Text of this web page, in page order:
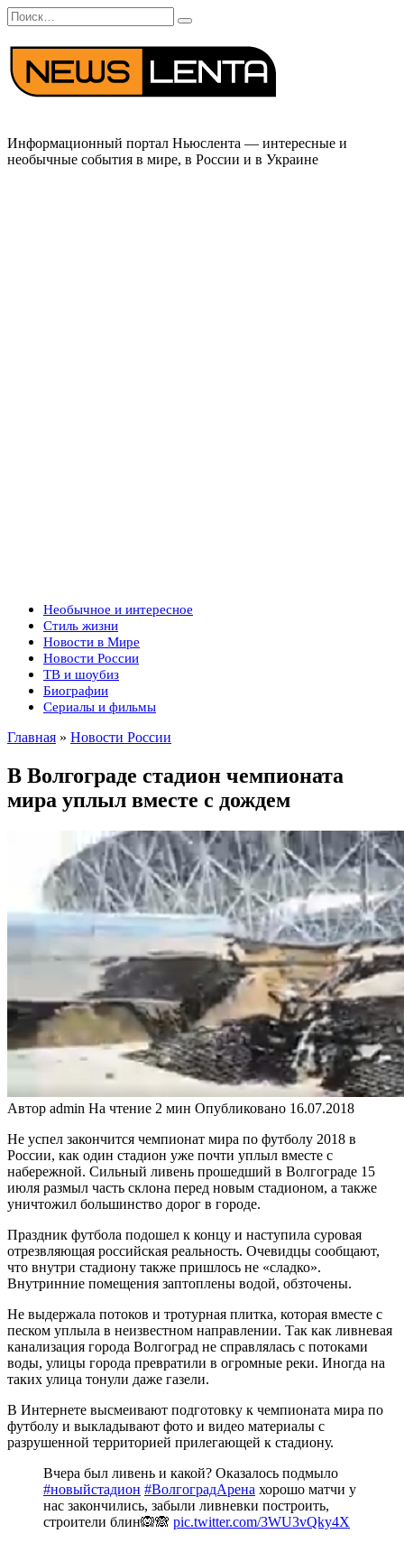
Перейти
к
содержанию
Search
for:
Информационный портал Ньюслента — интересные и
необычные события в мире, в России и в Украине
Необычное и интересное
Стиль жизни
Новости в Мире
Новости России
ТВ и шоубиз
Биографии
Сериалы и фильмы
Главная » Новости России
В Волгограде стадион чемпионата
мира уплыл вместе с дождем
Автор admin На чтение 2 мин Опубликовано 16.07.2018
Не успел закончится чемпионат мира по футболу 2018 в
России, как один стадион уже почти уплыл вместе с
набережной. Сильный ливень прошедший в Волгограде 15
июля размыл часть склона перед новым стадионом, а также
уничтожил большинство дорог в городе.
Праздник футбола подошел к концу и наступила суровая
отрезвляющая российская реальность. Очевидцы сообщают,
что внутри стадиону также пришлось не «сладко».
Внутринние помещения заптоплены водой, обзточены.
Не выдержала потоков и тротурная плитка, которая вместе с
песком уплыла в неизвестном направлении. Так как ливневая
канализация города Волгоград не справлялась с потоками
воды, улицы города превратили в огромные реки. Иногда на
таких улица тонули даже газели.
В Интернете высмеивают подготовку к чемпионата мира по
футболу и выкладывают фото и видео материалы с
разрушенной территорией прилегающей к стадиону.
Вчера был ливень и какой? Оказалось подмыло
#новыйстадион #ВолгоградАрена хорошо матчи у
нас закончились, забыли ливневки построить,
строители блин🙉🙈 pic.twitter.com/3WU3vQky4X